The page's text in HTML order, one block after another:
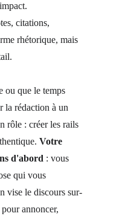
citations,
rhétorique, mais
ou que le temps
la rédaction à un
rôle : créer les rails
Votre
d'abord : vous
qui vous
vise le discours sur-
annoncer,